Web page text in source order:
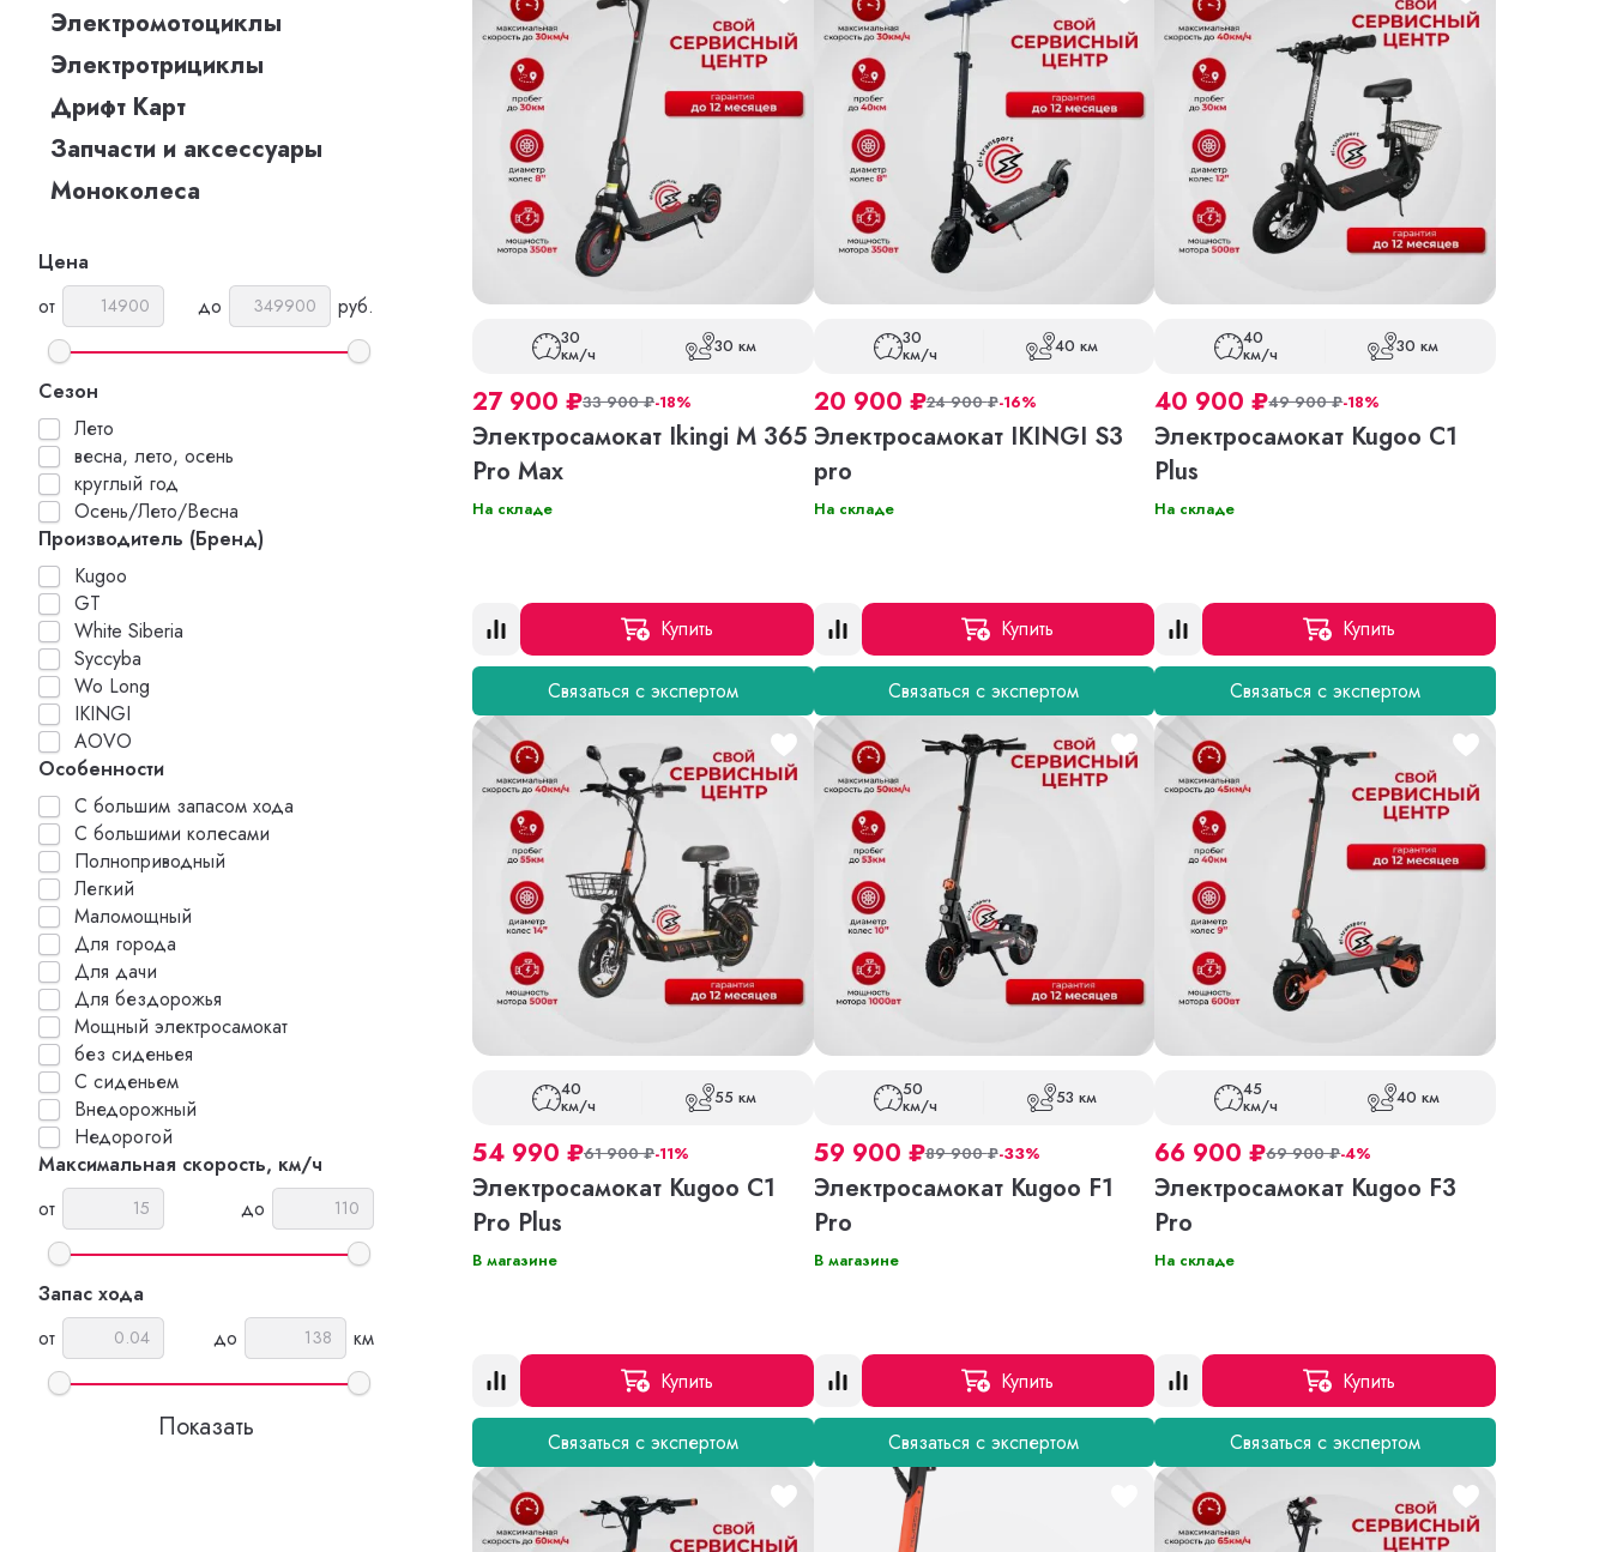
Электромотоциклы
Электротрициклы
Дрифт Карт
Запчасти и аксессуары
Моноколеса
Цена
от
до руб.
Сезон
Лето
весна, лето, осень
круглый год
Осень/Лето/Весна
Производитель (Бренд)
Kugoo
GT
White Siberia
Syccyba
Wo Long
IKINGI
AOVO
Особенности
С большим запасом хода
С большими колесами
Полноприводный
Легкий
Маломощный
Для города
Для дачи
Для бездорожья
Мощный электросамокат
без сиденьея
С сиденьем
Внедорожный
Недорогой
Максимальная скорость, км/ч
от
до
Запас хода
от
до км
30
км/ч 30 км
27 900 ₽33 900₽-18%
Электросамокат Ikingi M 365
Pro Max
На складе
Купить
Связаться с экспертом
30
км/ч 40 км
20 900 ₽24 900₽-16%
Электросамокат IKINGI S3
pro
На складе
Купить
Связаться с экспертом
40
км/ч 30 км
40 900₽49 900₽-18%
Электросамокат Kugoo C1
Plus
На складе
Купить
Связаться с экспертом
40
км/ч 55 км
54 990 ₽61 900₽-11%
Электросамокат Kugoo C1
Pro Plus
В магазине
Купить
Связаться с экспертом
50
км/ч 53 км
59 900 ₽89 900₽-33%
Электросамокат Kugoo F1
Pro
В магазине
Купить
Связаться с экспертом
45
км/ч 40 км
66 900₽69 900₽-4%
Электросамокат Kugoo F3
Pro
На складе
Купить
Связаться с экспертом